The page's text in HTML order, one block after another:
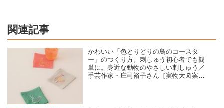
関連記事
かわいい「色とりどりの鳥のコースタ
ー」のつくり方。刺しゅう初心者でも簡
単に。身近な動物のやさしい刺しゅう／
手芸作家・庄司裕子さん［実物大図案つ